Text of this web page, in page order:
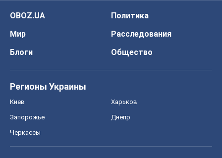
OBOZ.UA
Политика
Мир
Расследования
Блоги
Общество
Регионы Украины
Киев Харьков
Запорожье Днепр
Черкассы